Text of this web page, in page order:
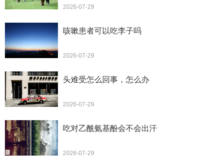
2026-07-29
咳嗽患者可以吃李子吗
2026-07-29
头难受怎么回事，怎么办
2026-07-29
吃对乙酰氨基酚会不会出汗
2026-07-29